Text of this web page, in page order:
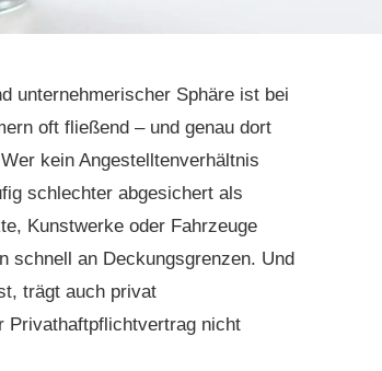
unternehmerischer Sphäre ist bei
oft fließend – und genau dort
kein Angestelltenverhältnis
schlechter abgesichert als
Kunstwerke oder Fahrzeuge
schnell an Deckungsgrenzen. Und
trägt auch privat
Privathaftpflichtvertrag nicht